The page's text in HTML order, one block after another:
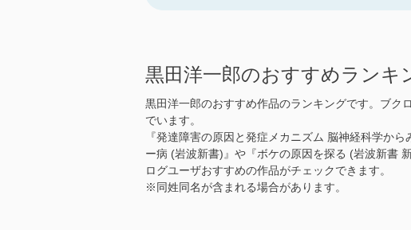
黒田洋一郎のおすすめランキ
黒田洋一郎のおすすめ作品のランキングです。ブク
でいます。
『発達障害の原因と発症メカニズム 脳神経科学か
ー病 (岩波新書)』や『ボケの原因を探る (岩波新書
ログユーザおすすめの作品がチェックできます。
※同姓同名が含まれる場合があります。